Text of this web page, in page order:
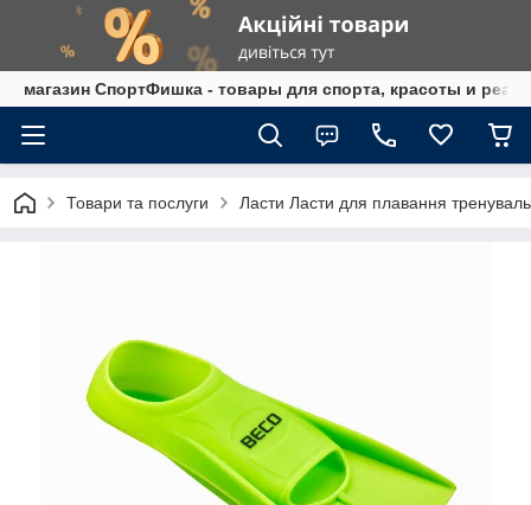
магазин СпортФишка - товары для спорта, красоты и
Товари та послуги Ласти Ласти для плавання